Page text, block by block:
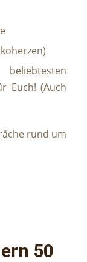
Euch! (Auch
rund um
50